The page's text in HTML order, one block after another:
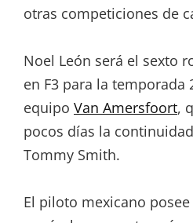
otras competiciones de
Noel León será el sexto
en F3 para la temporada
equipo Van Amersfoort,
pocos días la
Tommy Smith.
El piloto mexicano